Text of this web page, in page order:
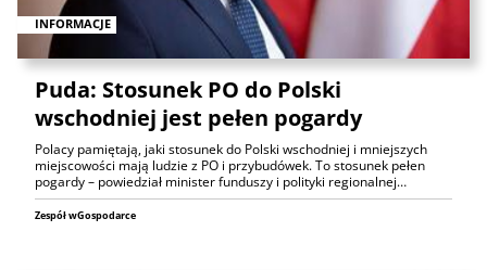
INFORMACJE
Puda: Stosunek PO do Polski
wschodniej jest pełen pogardy
Polacy pamiętają, jaki stosunek do Polski wschodniej i mniejszych
miejscowości mają ludzie z PO i przybudówek. To stosunek pełen
pogardy – powiedział minister funduszy i polityki regionalnej…
Zespół wGospodarce